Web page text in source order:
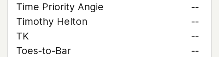
Time Priority Angie
--
Timothy Helton
--
TK
--
Toes-to-Bar
--